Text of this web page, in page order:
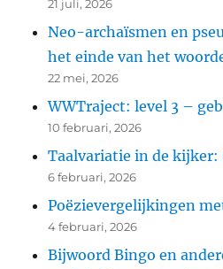
21 juli, 2026
Neo-archaïsmen en
het einde van het
22 mei, 2026
WWTraject: level 3 –
10 februari, 2026
Taalvariatie in de kijker:
6 februari, 2026
Poëzievergelijkingen
4 februari, 2026
Bijwoord Bingo en